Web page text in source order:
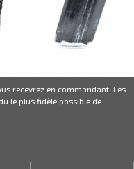
recevrez en commandant. Les
le plus fidèle possible de